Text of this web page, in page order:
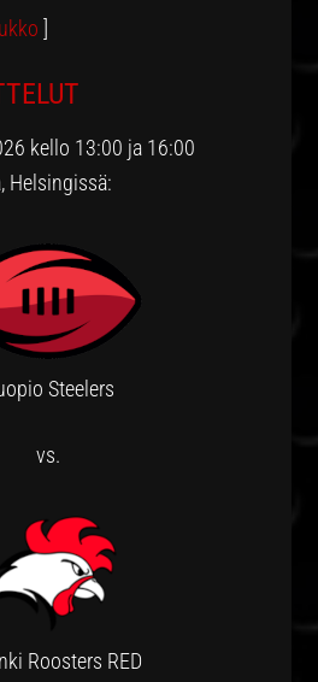
kello 13:00 ja 16:00
Helsingissä:
Steelers
vs.
Roosters RED